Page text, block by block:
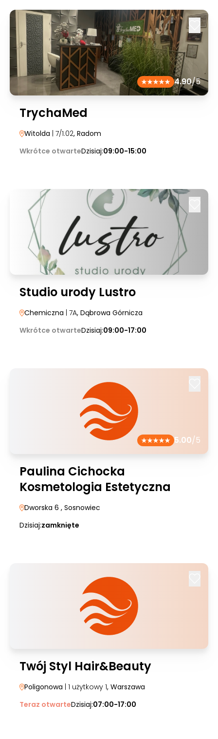
4.90/5
TrychaMed
Witolda | 7/1.02, Radom
Wkrótce otwarteDzisiaj:09:00-15:00
Studio urody Lustro
Chemiczna | 7A, Dąbrowa Górnicza
Wkrótce otwarteDzisiaj:09:00-17:00
5.00/5
Paulina Cichocka
Kosmetologia Estetyczna
Dworska 6 , Sosnowiec
Dzisiaj:zamknięte
Twój Styl Hair&Beauty
Poligonowa | 1 użytkowy 1, Warszawa
Teraz otwarteDzisiaj:07:00-17:00